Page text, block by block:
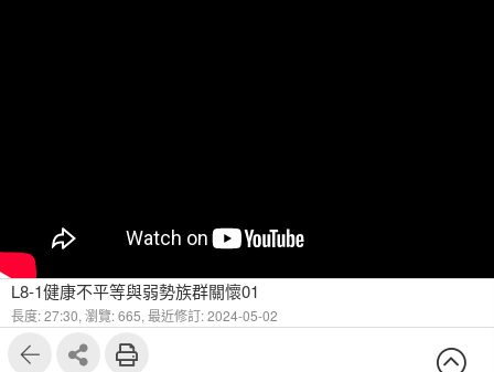
L8-1健康不平等與弱勢族群關懷01
長度: 27:30, 瀏覽: 665, 最近修訂: 2024-05-02